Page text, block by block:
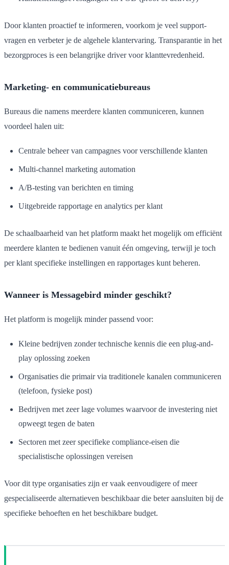
Door klanten proactief te informeren, voorkom je veel support-
vragen en verbeter je de algehele klantervaring. Transparantie in het
bezorgproces is een belangrijke driver voor klanttevredenheid.
Marketing- en communicatiebureaus
Bureaus die namens meerdere klanten communiceren, kunnen
voordeel halen uit:
Centrale beheer van campagnes voor verschillende klanten
Multi-channel marketing automation
A/B-testing van berichten en timing
Uitgebreide rapportage en analytics per klant
De schaalbaarheid van het platform maakt het mogelijk om efficiënt
meerdere klanten te bedienen vanuit één omgeving, terwijl je toch
per klant specifieke instellingen en rapportages kunt beheren.
Wanneer is Messagebird minder geschikt?
Het platform is mogelijk minder passend voor:
Kleine bedrijven zonder technische kennis die een plug-and-
play oplossing zoeken
Organisaties die primair via traditionele kanalen communiceren
(telefoon, fysieke post)
Bedrijven met zeer lage volumes waarvoor de investering niet
opweegt tegen de baten
Sectoren met zeer specifieke compliance-eisen die
specialistische oplossingen vereisen
Voor dit type organisaties zijn er vaak eenvoudigere of meer
gespecialiseerde alternatieven beschikbaar die beter aansluiten bij de
specifieke behoeften en het beschikbare budget.